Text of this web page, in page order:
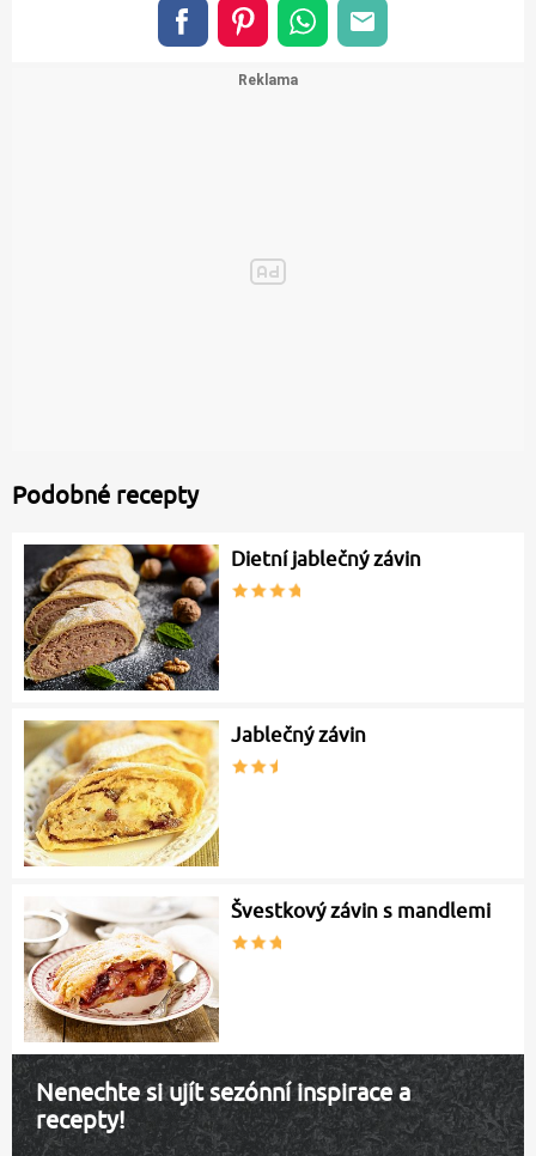
Podobné recepty
Dietní jablečný závin
Jablečný závin
Švestkový závin s mandlemi
Nenechte si ujít sezónní inspirace a
recepty!